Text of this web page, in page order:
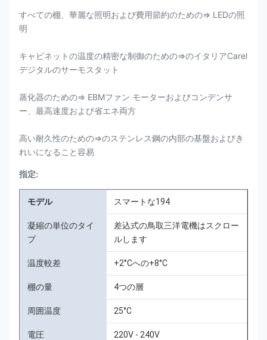
すべての棚、華麗な照明および費用節約のための⇒ LEDの照
明
キャビネットの温度の精密な制御のための⇒のイタリアCarel
デジタルのサーモスタット
蒸化器のための⇒ EBMファン モーターおよびコンデンサ
ー、最高速度および省エネ両方
高い耐久性のための⇒のステンレス鋼の内部の基盤およびき
れいになること容易
指定:
モデル スマートな194
凝縮の単位のタイ
プ
差込式の鳥取三洋電機はスクロー
ルします
温度較差 +2°Cへの+8°C
棚の量 4つの層
周囲温度 25°C
電圧 220V - 240V